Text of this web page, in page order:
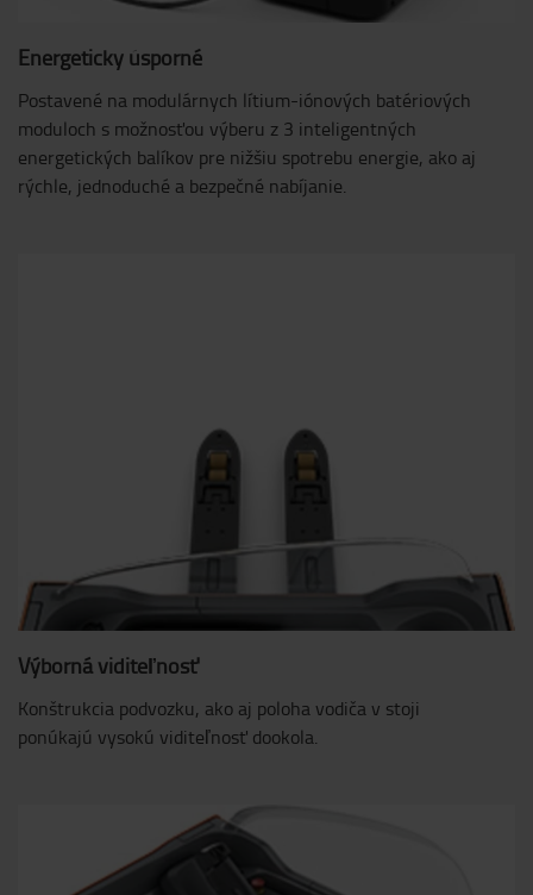
Energeticky úsporné
Postavené na modulárnych lítium-iónových batériových
moduloch s možnosťou výberu z 3 inteligentných
energetických balíkov pre nižšiu spotrebu energie, ako aj
rýchle, jednoduché a bezpečné nabíjanie.
Výborná viditeľnosť
Konštrukcia podvozku, ako aj poloha vodiča v stoji
ponúkajú vysokú viditeľnosť dookola.